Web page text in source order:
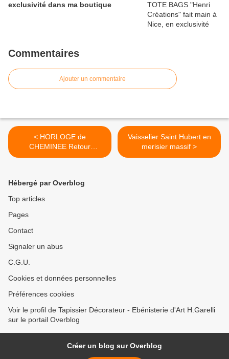
exclusivité dans ma boutique
Commentaires
Ajouter un commentaire
< HORLOGE de
CHEMINEE Retour
d'Egypte debut XIXème
Vaisselier Saint Hubert en
merisier massif >
Hébergé par Overblog
Top articles
Pages
Contact
Signaler un abus
C.G.U.
Cookies et données personnelles
Préférences cookies
Voir le profil de Tapissier Décorateur - Ebénisterie d'Art H.Garelli
sur le portail Overblog
Créer un blog sur Overblog